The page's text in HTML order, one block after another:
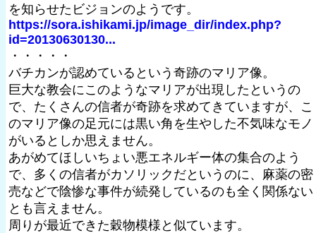
を知らせたビジョンのようです。
https://sora.ishikami.jp/image_dir/index.php?
id=20130630130...
・・・・・
バチカンが認めているという奇跡のマリア像。
巨大な教会にこのようなマリアが出現したというの
で、たくさんの信者が奇跡を求めてきていますが、こ
のマリア像の足元には黒い角を生やした不気味なモノ
がいるとしか思えません。
あがめてほしいちょい悪エネルギー体の集合のよう
で、多くの信者がカソリックだというのに、麻薬の密
売などで陰惨な事件が続発しているのも全く関係ない
とも言えません。
周りが最近できた穀物模様と似ています。